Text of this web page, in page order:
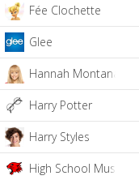
Fée Clochette
Glee
Hannah Montana
Harry Potter
Harry Styles
High School Musical